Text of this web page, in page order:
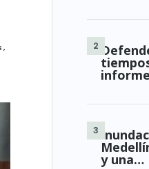
,
y una…